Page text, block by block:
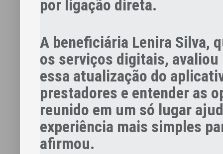
por ligação direta.
A beneficiária Lenira Silva,
os serviços digitais, avaliou
essa atualização do
prestadores e entender as
reunido em um só lugar
experiência mais simples
afirmou.